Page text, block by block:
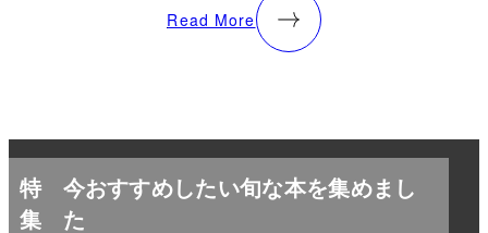
Read More
特
集
今おすすめしたい旬な本を集めまし
た